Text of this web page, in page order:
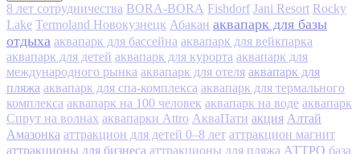
8 лет сотрудничества BORA-BORA Fishdorf Jani Resort Rocky
Lake Termoland Новокузнецк Абакан аквапарк для базы
отдыха аквапарк для бассейна аквапарк для вейкпарка
аквапарк для детей аквапарк для курорта аквапарк для
международного рынка аквапарк для отеля аквапарк для
пляжа аквапарк для спа-комплекса аквапарк для термального
комплекса аквапарк на 100 человек аквапарк на воде аквапарк
Спрут на волнах аквапарки Attro АкваПати акция Алтай
Амазонка аттракцион для детей 0–8 лет аттракцион магнит
аттракционы для бизнеса аттракционы для пляжа АТТРО база